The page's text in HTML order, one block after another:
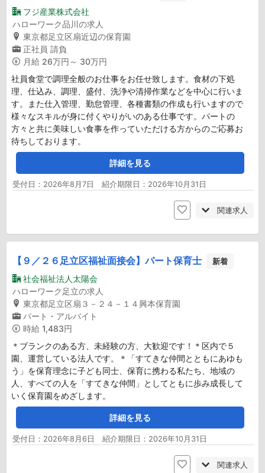
フジ産業株式会社
ハローワーク品川の求人
東京都足立区扇近辺の保育園
正社員 請負
月給 26万円～ 30万円
社員食堂で調理全般のお仕事をお任せ致します。食材の下処
理、仕込み、調理、盛付、洗浄や清掃作業などを中心に行いま
す。また仕入管理、勤怠管理、各種書類の作成も行いますので
様々なスキルが身に付くやりがいのある仕事です。パートの
方々と共に美味しい食事を作っていただける方からのご応募お
待ちしております。
詳細を見る
受付日：2026年8月7日 紹介期限日：2026年10月31日
関連求人
【９／２６足立区福祉面接会】パート保育士 新着
社会福祉法人太陽会
ハローワーク足立の求人
東京都足立区扇３－２４－１４興本保育園
パート・アルバイト
時給 1,483円
＊ブランクのある方、未経験の方、大歓迎です！＊区内で５
園、運営している法人です。＊「すてきな仲間とともにあゆも
う」を保育理念に子ども同士、保育に携わる私たち、地域の
人、すべての人を「すてきな仲間」としてともに歩み成長して
いく保育園をめざします。
詳細を見る
受付日：2026年8月6日 紹介期限日：2026年10月31日
関連求人